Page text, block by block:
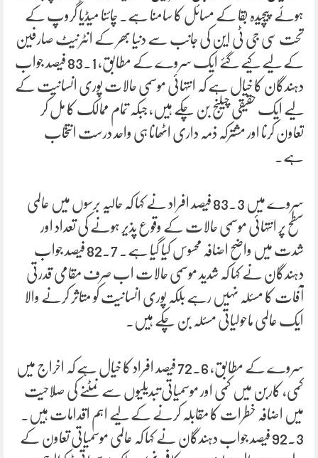
ہوئے پیچیدہ بقا کے مسائل کا سامنا ہے۔ چائنا میڈیا گروپ کے
تحت سی جی ٹی این کی جانب سے دنیا بھر کے انٹرنیٹ صارفین
کے لیے کیے گئے ایک سروے کے مطابق، 83.1 فیصد جواب
دہندگان کا خیال ہے کہ انتہائی موسمی حالات پوری انسانیت کے
لیے ایک حقیقی چیلنج بن چکے ہیں، جبکہ تمام ممالک کا مل کر
تعاون کرنا اور مشترکہ ذمہ داری اٹھانا ہی واحد درست انتخاب
ہے۔
سروے میں 83.3 فیصد افراد نے کہا کہ حالیہ برسوں میں عالمی
سطح پر انتہائی موسمی حالات کے وقوع پذیر ہونے کی تعداد اور
شدت میں واضح اضافہ محسوس کیا گیا ہے۔ 82.7 فیصد جواب
دہندگان نے کہا کہ شدید موسمی حالات اب صرف مقامی قدرتی
آفات کا مسئلہ نہیں رہے بلکہ پوری انسانیت کو متاثر کرنے والا
ایک عالمی ماحولیاتی مسئلہ بن چکے ہیں۔
سروے کے مطابق، 72.6 فیصد افراد کا خیال ہے کہ اخراج میں
کمی، کاربن میں کمی اور موسمیاتی تبدیلیوں سے نمٹنے کی صلاحیت
میں اضافہ خطرات کا مقابلہ کرنے کے لیے اہم اقدامات ہیں۔
92.3 فیصد جواب دہندگان نے کہا کہ عالمی موسمیاتی تعاون کے